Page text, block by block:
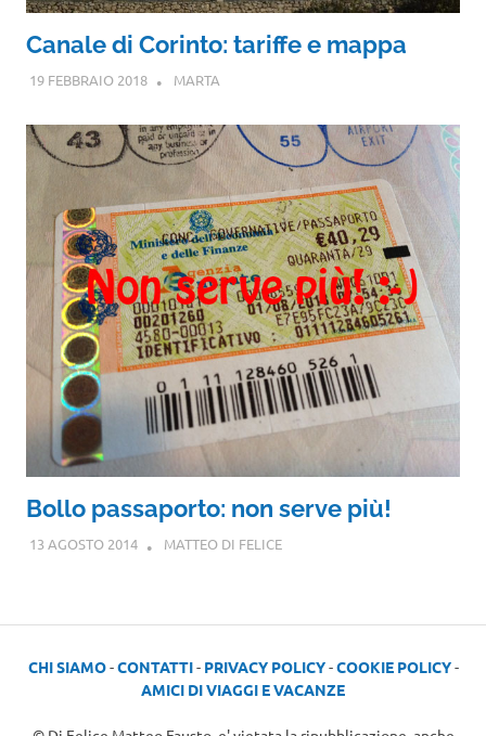
Canale di Corinto: tariffe e mappa
19 FEBBRAIO 2018 MARTA
Bollo passaporto: non serve più!
13 AGOSTO 2014 MATTEO DI FELICE
CHI SIAMO-CONTATTI- PRIVACY POLICY-COOKIE POLICY-
AMICI DI VIAGGI E VACANZE